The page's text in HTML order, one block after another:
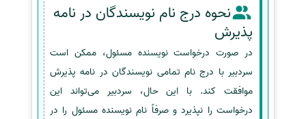
نحوه درج نام نویسندگان در نامه
پذیرش
در صورت درخواست نویسنده مسئول، ممکن است
سردبیر با درج نام تمامی نویسندگان در نامه پذیرش
موافقت کند. با این حال، سردبیر می‌تواند این
درخواست را نپذیرد و صرفاً نام نویسنده مسئول را در